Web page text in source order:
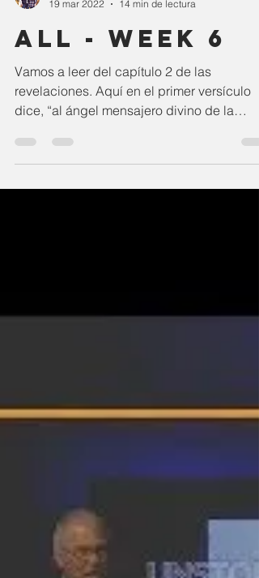
19 mar 2022 14 min de lectura
All - Week 6
Vamos a leer del capítulo 2 de las
revelaciones. Aquí en el primer versículo
dice, “al ángel mensajero divino de la